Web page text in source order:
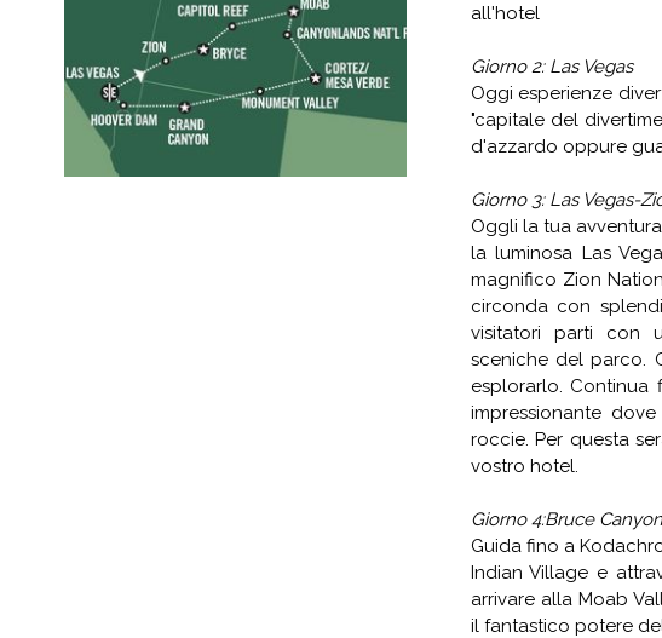
all'hotel
Giorno 2: Las Vegas
Oggi esperienze
"capitale del
d'azzardo oppure
Giorno 3: Las Vegas-
Oggli la tua
la luminosa Las
magnifico Zion
circonda con
visitatori parti con
sceniche del parco.
esplorarlo.
impressionante
roccie. Per questa
vostro hotel.
Giorno 4:Bruce
Guida fino a
Indian Village e
arrivare alla Moab
il fantastico potere